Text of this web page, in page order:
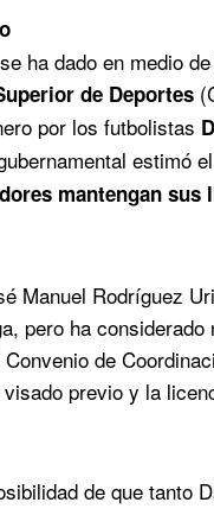
ha dado en medio
de Deportes
por los futbolistas
estimó
mantengan
Manuel Rodríguez
pero ha
de
previo y la
de que tanto